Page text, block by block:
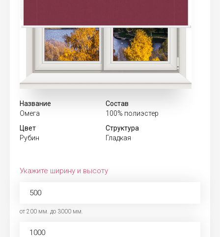
Название
Омега
Состав
100% полиэстер
Цвет
Рубин
Структура
Гладкая
Укажите ширину и высоту
от 200 мм. до 3000 мм.